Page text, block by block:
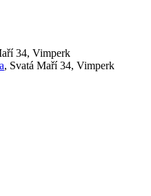
34, Vimperk
, Svatá Maří 34, Vimperk